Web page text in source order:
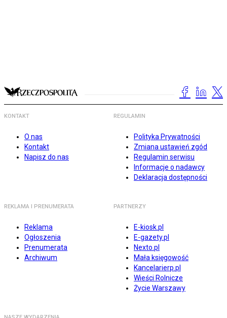
KONTAKT
O nas
Kontakt
Napisz do nas
REGULAMIN
Polityka Prywatności
Zmiana ustawień zgód
Regulamin serwisu
Informacje o nadawcy
Deklaracja dostępności
REKLAMA I PRENUMERATA
Reklama
Ogłoszenia
Prenumerata
Archiwum
PARTNERZY
E-kiosk.pl
E-gazety.pl
Nexto.pl
Mała księgowość
Kancelarierp.pl
Wieści Rolnicze
Życie Warszawy